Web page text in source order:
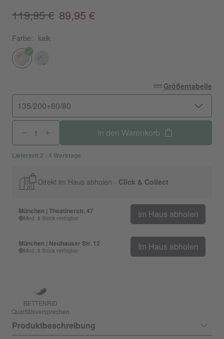
119,95 € 89,95 €
Farbe: kalk
Größentabelle
135/200+80/80
In den Warenkorb
Lieferzeit 2 - 4 Werktage
Direkt im Haus abholen - Click & Collect
München | Theatinerstr. 47
Mind. 8 Stück verfügbar Im Haus abholen
München | Neuhauser Str. 12
Mind. 8 Stück verfügbar Im Haus abholen
BETTENRID
Qualitätsversprechen
Produktbeschreibung